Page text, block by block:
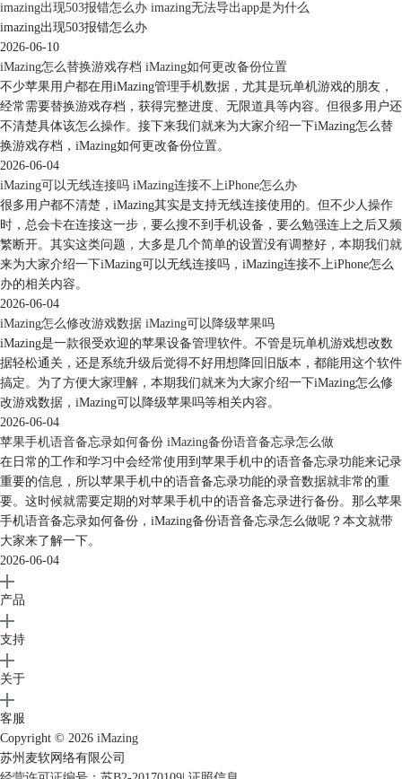
3、丰富而实用的备份功能。除了简单的备份功能外，iMazing还提供了管
理、修复、存档、导出备份等功能，并可以创建备份的可编辑副本。什么
是可编辑副本？就是可以在iMazing打开备份文件，并查看其中的文件内
容。有了这项功能，我们就可以在导出数据前检查数据的完整性、正确
性，避免导错数据。
iMazing也可以保存多个备份文件，这意味着我们可以恢复历史备份，而
不仅仅是最新的一份备份数据。
图7：备份功能
4、灵活的应用程序管理功能，iMazing可以轻松地管理设备中的应用程
序，比如提取应用程序的存档、恢复应用程序数据、卸载应用程序等。这
就意味着，我们可以通过下载网上存档的方式，替换应用程序原有的数
据，以实现数据修改的效果。
imazing出现503报错怎么办 imazing无法导出app是为什么
imazing出现503报错怎么办
2026-06-10
iMazing怎么替换游戏存档 iMazing如何更改备份位置
不少苹果用户都在用iMazing管理手机数据，尤其是玩单机游戏的朋友，
经常需要替换游戏存档，获得完整进度、无限道具等内容。但很多用户还
不清楚具体该怎么操作。接下来我们就来为大家介绍一下iMazing怎么替
换游戏存档，iMazing如何更改备份位置。
2026-06-04
iMazing可以无线连接吗 iMazing连接不上iPhone怎么办
很多用户都不清楚，iMazing其实是支持无线连接使用的。但不少人操作
时，总会卡在连接这一步，要么搜不到手机设备，要么勉强连上之后又频
繁断开。其实这类问题，大多是几个简单的设置没有调整好，本期我们就
来为大家介绍一下iMazing可以无线连接吗，iMazing连接不上iPhone怎么
办的相关内容。
2026-06-04
iMazing怎么修改游戏数据 iMazing可以降级苹果吗
iMazing是一款很受欢迎的苹果设备管理软件。不管是玩单机游戏想改数
据轻松通关，还是系统升级后觉得不好用想降回旧版本，都能用这个软件
搞定。为了方便大家理解，本期我们就来为大家介绍一下iMazing怎么修
改游戏数据，iMazing可以降级苹果吗等相关内容。
2026-06-04
苹果手机语音备忘录如何备份 iMazing备份语音备忘录怎么做
在日常的工作和学习中会经常使用到苹果手机中的语音备忘录功能来记录
重要的信息，所以苹果手机中的语音备忘录功能的录音数据就非常的重
要。这时候就需要定期的对苹果手机中的语音备忘录进行备份。那么苹果
手机语音备忘录如何备份，iMazing备份语音备忘录怎么做呢？本文就带
大家来了解一下。
2026-06-04
产品
支持
关于
客服
Copyright © 2026 iMazing
苏州麦软网络有限公司